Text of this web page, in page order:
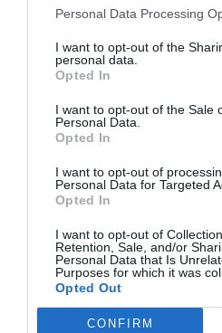
Personal Data Processing
I want to opt-out of the
personal data.
Opted In
I want to opt-out of the Sale
Personal Data.
Opted In
I want to opt-out of
Personal Data for Targeted
Opted In
I want to opt-out of
Retention, Sale, and/or
Personal Data that Is
Purposes for which it was
Opted Out
CONFIRM
Diario de la corrupción
Oír se manifiesta
“Pedro Sánchez es un
por Redacción
Artículos anteriores
Enormes minucias
por Eulogio López